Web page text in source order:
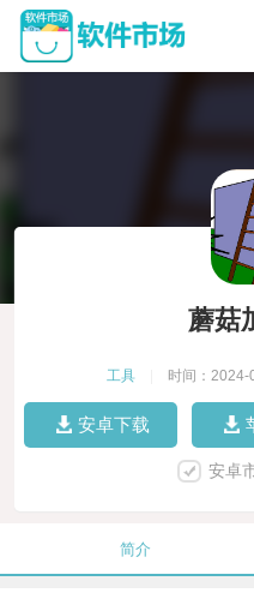
蘑菇
工具 时间：2024-
安卓下载
安卓
简介